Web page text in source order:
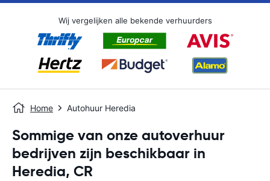
Wij vergelijken alle bekende verhuurders
Home Autohuur Heredia
Sommige van onze autoverhuur
bedrijven zijn beschikbaar in
Heredia, CR